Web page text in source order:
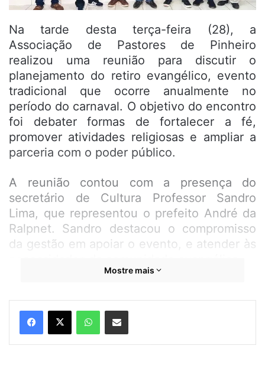
Na tarde desta terça-feira (28), a
Associação de Pastores de Pinheiro
realizou uma reunião para discutir o
planejamento do retiro evangélico, evento
tradicional que ocorre anualmente no
período do carnaval. O objetivo do encontro
foi debater formas de fortalecer a fé,
promover atividades religiosas e ampliar a
parceria com o poder público.
A reunião contou com a presença do
secretário de Cultura Professor Sandro
Lima, que representou o prefeito André da
Ralpnet. Sandro destacou o compromisso
da gestão em apoiar o evento, e atender às
objetivo dá parceria vai além do retiro de
carnaval, que busca também apoiar as
igrejas em suas atividades contínuas,
Mostre mais